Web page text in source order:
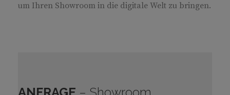
um Ihren Showroom in die digitale Welt zu bringen.